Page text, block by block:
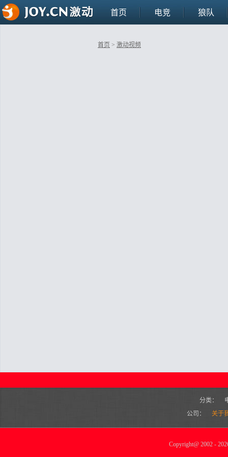
首页 电竞 狼队
首页 > 激动视频
分类：
公司：
关于
Copyright@2002 -